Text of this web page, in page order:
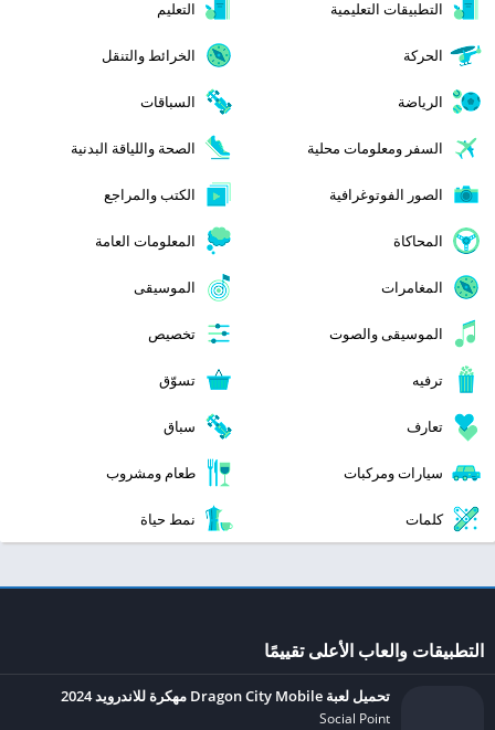
التطبيقات التعليمية التعليم
الحركة الخرائط والتنقل
الرياضة السباقات
السفر ومعلومات محلية الصحة واللياقة البدنية
الصور الفوتوغرافية الكتب والمراجع
المحاكاة المعلومات العامة
المغامرات الموسيقى
الموسيقى والصوت تخصيص
ترفيه تسوّق
تعارف سباق
سيارات ومركبات طعام ومشروب
كلمات نمط حياة
التطبيقات والعاب الأعلى تقييمًا
تحميل لعبة Dragon City Mobile مهكرة للاندرويد 2024
Social Point‏